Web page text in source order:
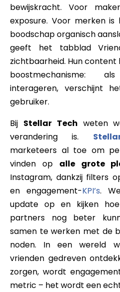
bewijskracht. Voor
exposure. Voor merken
boodschap organisch
geeft het tabblad
zichtbaarheid. Hun
boostmechanisme:
interageren, verschijnt
gebruiker.
Bij Stellar Tech weten
verandering is.
marketeers al toe om
vinden op alle grote
Instagram, dankzij filters
en engagement-KPI’s.
update op en kijken
partners nog beter
samen te werken met de
noden. In een wereld
vrienden gedreven
zorgen, wordt
metric – het wordt een